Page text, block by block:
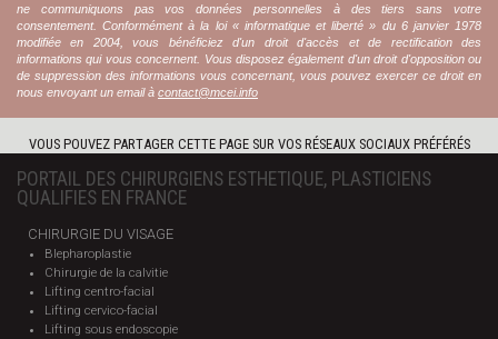
ne communiquons pas vos données personnelles à des tiers sans votre
consentement. Conformément à la loi « informatique et liberté » du 6 janvier 1978
modifiée en 2004, vous bénéficiez d'un droit d'accès et de rectification des
informations qui vous concernent. Vous disposez également d'un droit d'opposition ou
de suppression des informations vous concernant, vous pouvez exercer ce droit en
nous envoyant un email à contact@mcei.info
VOUS POUVEZ PARTAGER CETTE PAGE SUR VOS RÉSEAUX SOCIAUX PRÉFÉRÉS
PORTAIL DES CHIRURGIENS ESTHETIQUE, PLASTICIENS
QUALIFIES EN FRANCE
CHIRURGIE DU VISAGE
Blepharoplastie
Chirurgie de la calvitie
Lifting centro-facial
Lifting cervico-facial
Lifting sous endoscopie